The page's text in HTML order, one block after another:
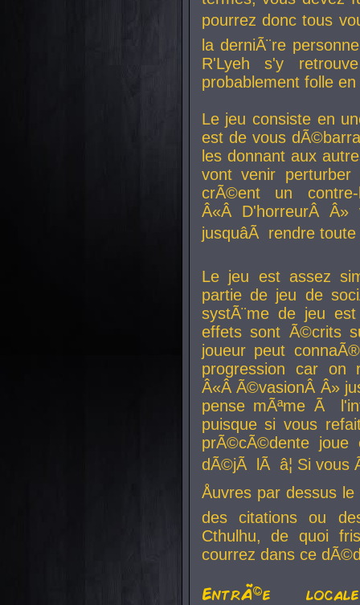
pourrez donc tous
la derniÃ¨re
R'Lyeh s'y
probablement folle
Le jeu consiste en
est de vous
les donnant aux
vont venir perturber
crÃ©ent un
Â«Â D'horreurÂ
jusquâÃ rendre
Le jeu est assez
partie de jeu de
systÃ¨me de jeu
effets sont Ã©crits
joueur peut
progression car
Â«Â Ã©vasionÂ Â»
pense mÃªme Ã
puisque si vous
prÃ©cÃ©dente
dÃ©jÃ lÃ â¦ Si vous
Åuvres par dessus
des citations ou
Cthulhu, de quoi
courrez dans ce
EntrÃ©e